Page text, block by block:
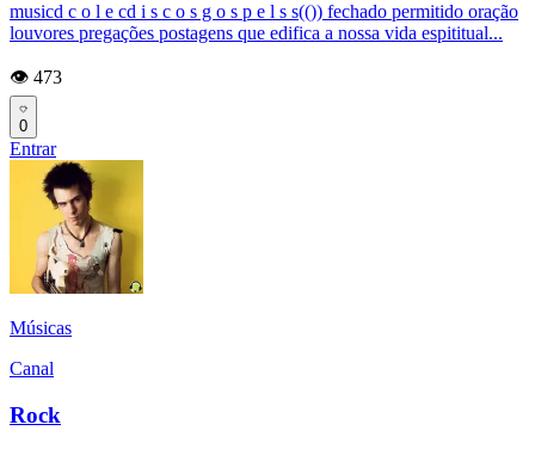
musicd c o l e cd i s c o s g o s p e l s s(()) fechado permitido oração
louvores pregações postagens que edifica a nossa vida espititual...
👁️ 473
0
Entrar
Músicas
Canal
Rock